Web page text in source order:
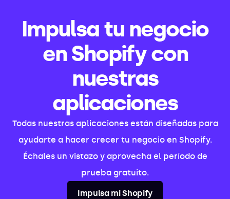
Impulsa tu negocio
en Shopify con
nuestras
aplicaciones
Todas nuestras aplicaciones están diseñadas para
ayudarte a hacer crecer tu negocio en Shopify.
Échales un vistazo y aprovecha el período de
prueba gratuito.
Impulsa mi Shopify